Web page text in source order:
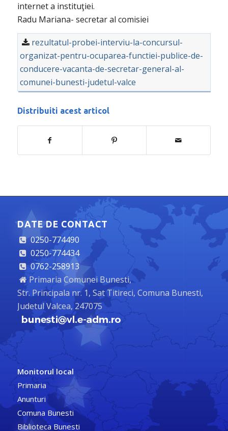
internet a instituţiei.
Radu Mariana- secretar al comisiei
rezultatul-probei-interviu-la-concursul-
organizat-pentru-ocuparea-functiei-publice-de-
conducere-vacanta-de-secretar-general-al-
comunei-bunesti-judetul-valce
Distribuiti acest articol
DATE DE CONTACT
0250-774490
0250-774434
0762-258913
Primaria Comunei Bunesti,
Str. Principala nr. 1, Sat Titireci, Comuna Bunesti,
Judetul Valcea, 247075
Monitorul local
Primaria
Anunturi
Comuna Bunesti
Biblioteca Bunesti